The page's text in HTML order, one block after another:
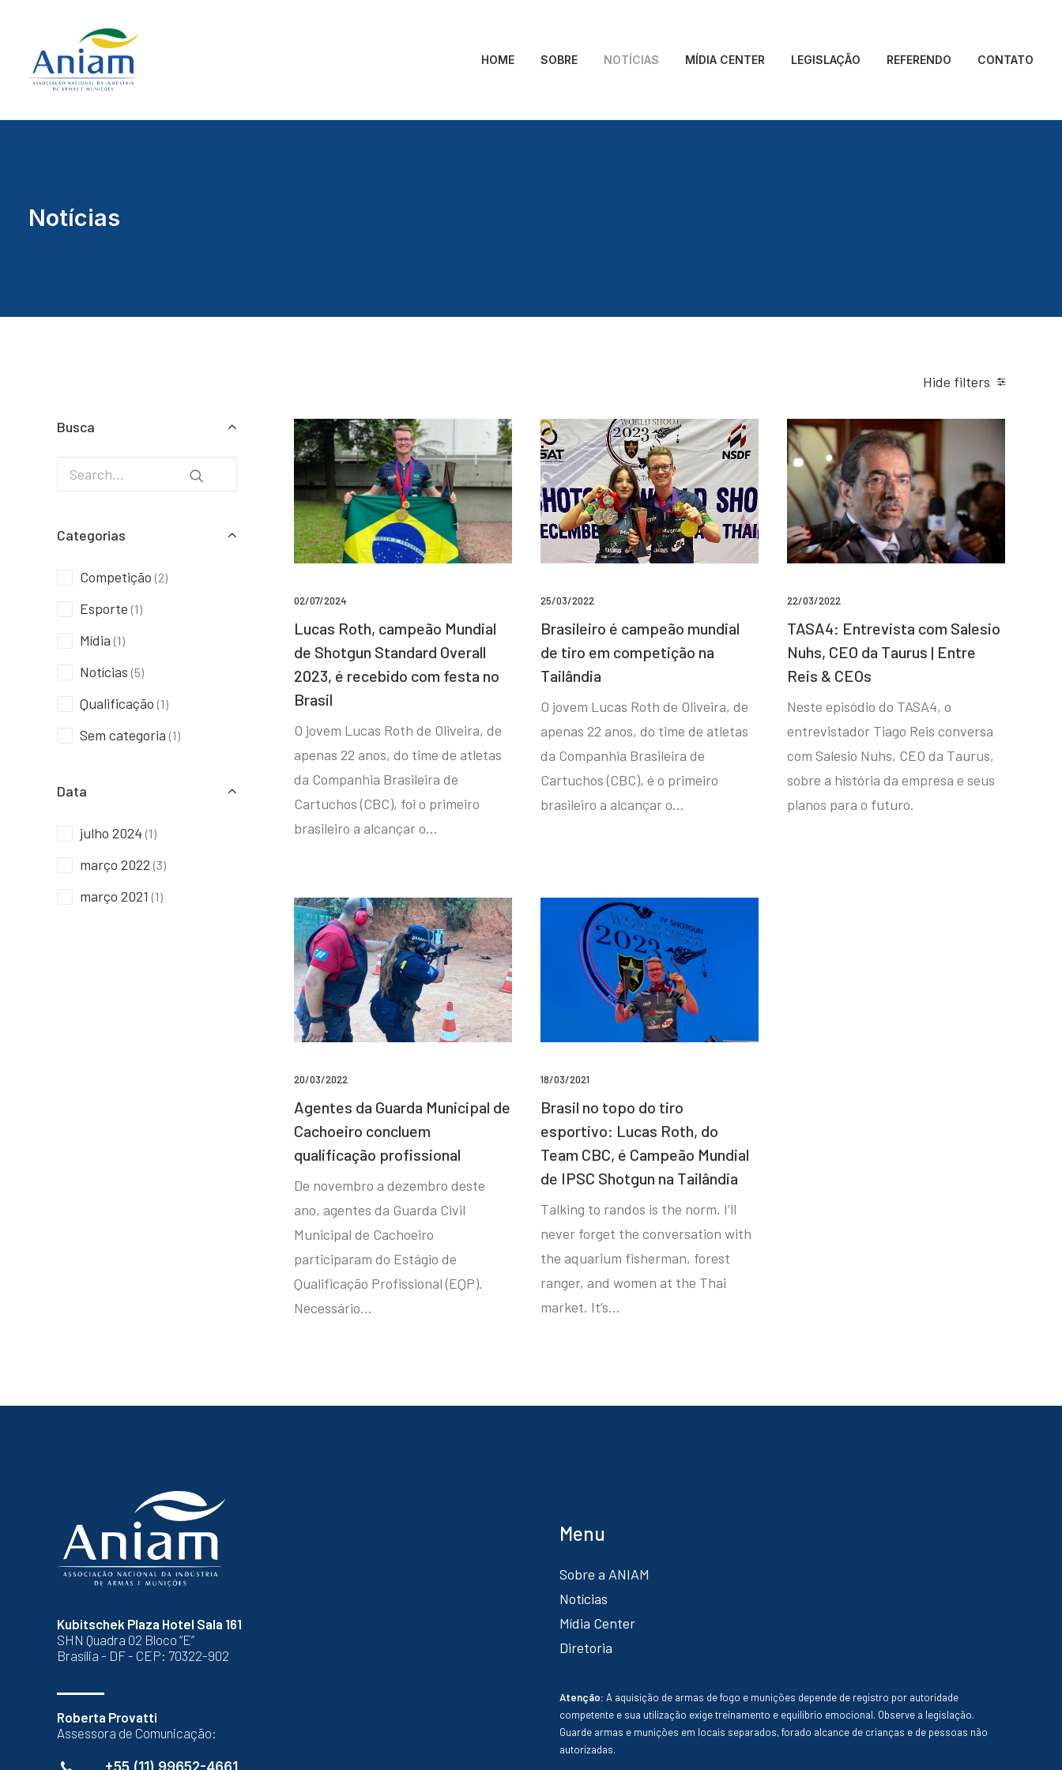
HOME SOBRE NOTÍCIAS MÍDIA CENTER LEGISLAÇÃO REFERENDO CONTATO
Notícias
Hide filters
Busca
Categorias
Competição (2)
Esporte (1)
Mídia (1)
Notícias (5)
Qualificação (1)
Sem categoria (1)
Data
julho 2024 (1)
março 2022 (3)
março 2021 (1)
02/07/2024
Lucas Roth, campeão Mundial
de Shotgun Standard Overall
2023, é recebido com festa no
Brasil
O jovem Lucas Roth de Oliveira, de
apenas 22 anos, do time de atletas
da Companhia Brasileira de
Cartuchos (CBC), foi o primeiro
brasileiro a alcançar o…
25/03/2022
Brasileiro é campeão mundial
de tiro em competição na
Tailândia
O jovem Lucas Roth de Oliveira, de
apenas 22 anos, do time de atletas
da Companhia Brasileira de
Cartuchos (CBC), é o primeiro
brasileiro a alcançar o…
22/03/2022
TASA4: Entrevista com Salesio
Nuhs, CEO da Taurus | Entre
Reis & CEOs
Neste episódio do TASA4, o
entrevistador Tiago Reis conversa
com Salesio Nuhs, CEO da Taurus,
sobre a história da empresa e seus
planos para o futuro.
20/03/2022
Agentes da Guarda Municipal de
Cachoeiro concluem
qualificação profissional
De novembro a dezembro deste
ano, agentes da Guarda Civil
Municipal de Cachoeiro
participaram do Estágio de
Qualificação Profissional (EQP).
Necessário…
18/03/2021
Brasil no topo do tiro
esportivo: Lucas Roth, do
Team CBC, é Campeão Mundial
de IPSC Shotgun na Tailândia
Talking to randos is the norm. I’ll
never forget the conversation with
the aquarium fisherman, forest
ranger, and women at the Thai
market. It’s…
Kubitschek Plaza Hotel Sala 161
SHN Quadra 02 Bloco “E”
Brasília - DF - CEP: 70322-902
Roberta Provatti
Assessora de Comunicação:
+55 (11) 99652-4661
Menu
Sobre a ANIAM
Notícias
Mídia Center
Diretoria
Atenção: A aquisição de armas de fogo e munições depende de registro por autoridade
competente e sua utilização exige treinamento e equilíbrio emocional. Observe a legislação.
Guarde armas e munições em locais separados, forado alcance de crianças e de pessoas não
autorizadas.